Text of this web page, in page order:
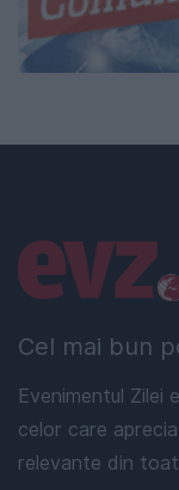
Cel mai bun
Evenimentul Zilei
celor care
relevante din
Linkuri utile